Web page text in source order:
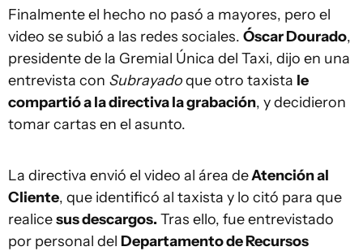
Finalmente el hecho no pasó a mayores, pero el
video se subió a las redes sociales. Óscar Dourado,
presidente de la Gremial Única del Taxi, dijo en una
entrevista con Subrayadoque otro taxista le
compartió a la directiva la grabación, y decidieron
tomar cartas en el asunto.
La directiva envió el video al área deAtención al
Cliente, que identificó al taxista y lo citó para que
realicesus descargos. Tras ello, fue entrevistado
por personal del Departamento de Recursos